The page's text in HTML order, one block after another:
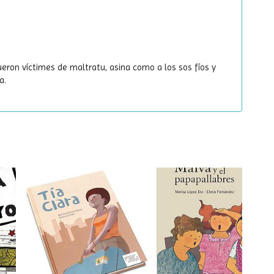
víctimes de maltratu, asina como a los sos fíos y